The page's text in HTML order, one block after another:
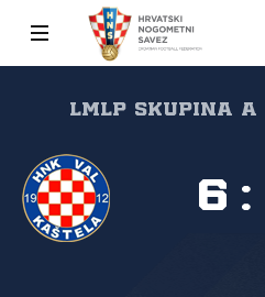
LMLP Skupina A
6 :